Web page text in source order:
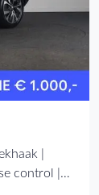
|
control |